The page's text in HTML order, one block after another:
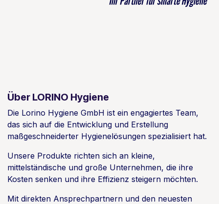
Über LORINO Hygiene
Die Lorino Hygiene GmbH ist ein engagiertes Team,
das sich auf die Entwicklung und Erstellung
maßgeschneiderter Hygienelösungen spezialisiert hat.
Unsere Produkte richten sich an kleine,
mittelständische und große Unternehmen, die ihre
Kosten senken und ihre Effizienz steigern möchten.
Mit direkten Ansprechpartnern und den neuesten